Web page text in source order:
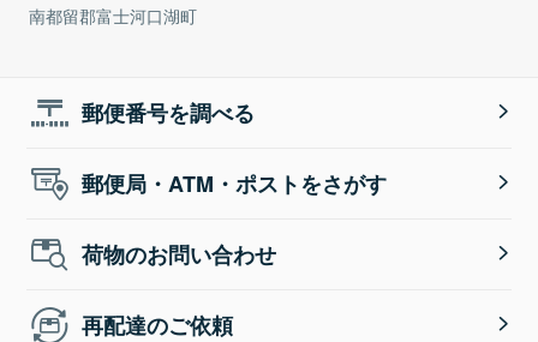
南都留郡富士河口湖町
郵便番号を調べる
郵便局・ATM・ポストをさがす
荷物のお問い合わせ
再配達のご依頼